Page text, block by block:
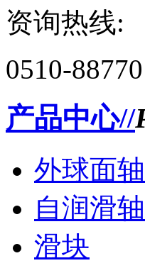
资询热线:
0510-
产品中心//
外球面
自润滑
滑块